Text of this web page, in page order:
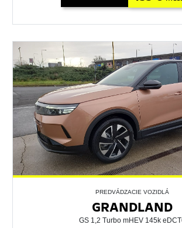
PREDVÁDZACIE VOZIDLÁ
GRANDLAND
GS 1,2 Turbo mHEV 145k